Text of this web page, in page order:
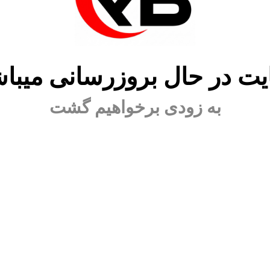
در حال بروزرسانی
به زودی برخواهیم گشت